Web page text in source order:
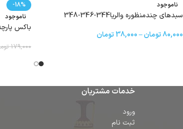
ناموجود
سبدهای چندمنظوره والریا344-346-348
80,000تومان–
38,000 تومان
-18%
ناموجود
باكس
179,000
خدمات مشتریان
ورود
ثبت نام